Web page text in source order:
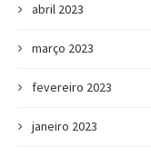
abril 2023
março 2023
fevereiro 2023
janeiro 2023